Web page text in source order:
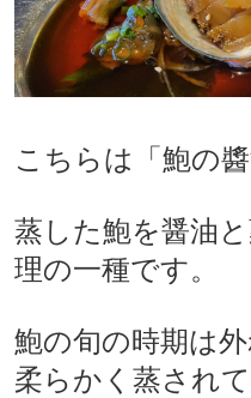
こちらは「鮑の
蒸した鮑を醤油
理の一種です。
鮑の旬の時期は
柔らかく蒸され